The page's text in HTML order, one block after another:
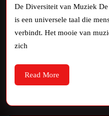
De Diversiteit van Muziek
is een universele taal die
verbindt. Het mooie van
zich
Read More
More